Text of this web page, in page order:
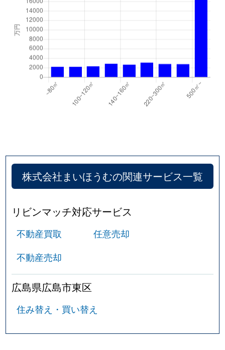
株式会社まいほうむの関連サービス一覧
リビンマッチ対応サービス
不動産買取
任意売却
不動産売却
広島県広島市東区
住み替え・買い替え